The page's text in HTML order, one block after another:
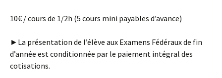
10€ / cours de 1/2h (5 cours mini payables d’avance)
►La présentation de l’élève aux Examens Fédéraux de fin
d’année est conditionnée par le paiement intégral des
cotisations.